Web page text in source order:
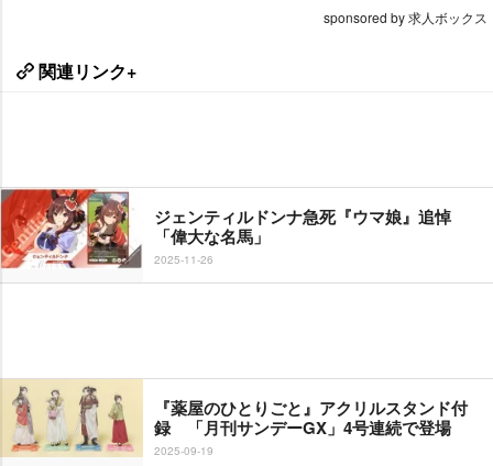
sponsored by 求人ボックス
関連リンク+
ジェンティルドンナ急死『ウマ娘』追悼
「偉大な名馬」
2025-11-26
『薬屋のひとりごと』アクリルスタンド付
録 「月刊サンデーGX」4号連続で登場
2025-09-19